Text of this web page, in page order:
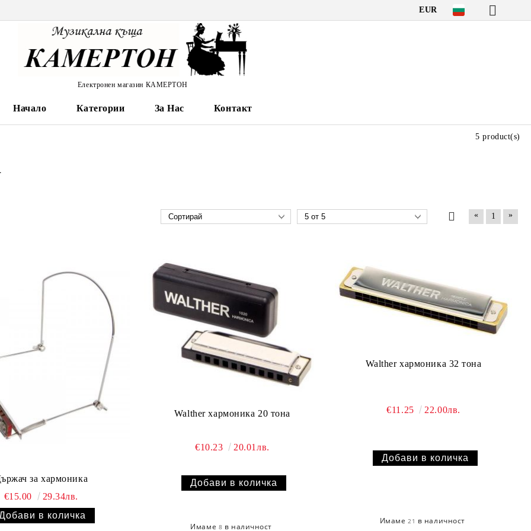
EUR
Електронен магазин КАМЕРТОН
Начало Категории За Нас Контакт
5 product(s)
« 1 »
за хармоника
€15.00
29.34лв.
Walther хармоника 20 тона
€10.23 20.01лв.
Имаме 8 в наличност
Walther хармоника 32 тона
€11.25 22.00лв.
Имаме21 в наличност